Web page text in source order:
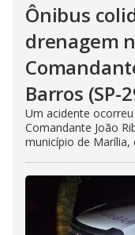
Ônibus
drenagem
Barros (SP-
Um acidente
Comandante João
município de Marília,